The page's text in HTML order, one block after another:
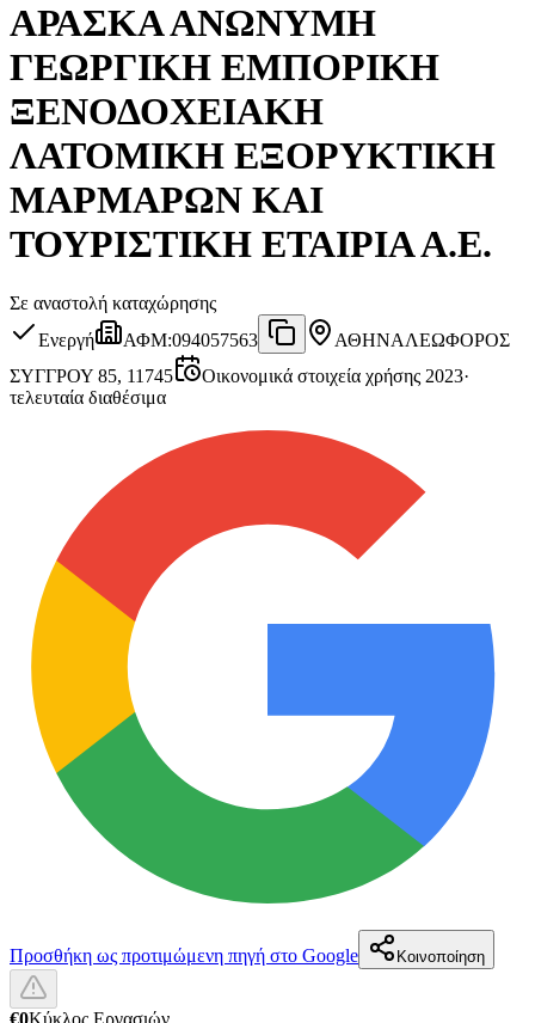
ΑΡΑΣΚΑ ΑΝΩΝΥΜΗ
ΓΕΩΡΓΙΚΗ ΕΜΠΟΡΙΚΗ
ΞΕΝΟΔΟΧΕΙΑΚΗ
ΛΑΤΟΜΙΚΗ ΕΞΟΡΥΚΤΙΚΗ
ΜΑΡΜΑΡΩΝ ΚΑΙ
ΤΟΥΡΙΣΤΙΚΗ ΕΤΑΙΡΙΑ Α.Ε.
Σε αναστολή καταχώρησης
Ενεργή
ΑΦΜ:094057563 ΑΘΗΝΑΛΕΩΦΟΡΟΣ
ΣΥΓΓΡΟΥ 85, 11745
Οικονομικά στοιχεία χρήσης 2023·
τελευταία διαθέσιμα
Προσθήκη ως προτιμώμενη πηγή στο Google Κοινοποίηση
€0Κύκλος Εργασιών